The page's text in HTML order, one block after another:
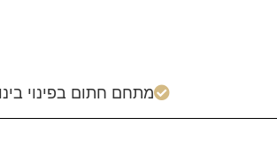
מתחם חתום בפינוי